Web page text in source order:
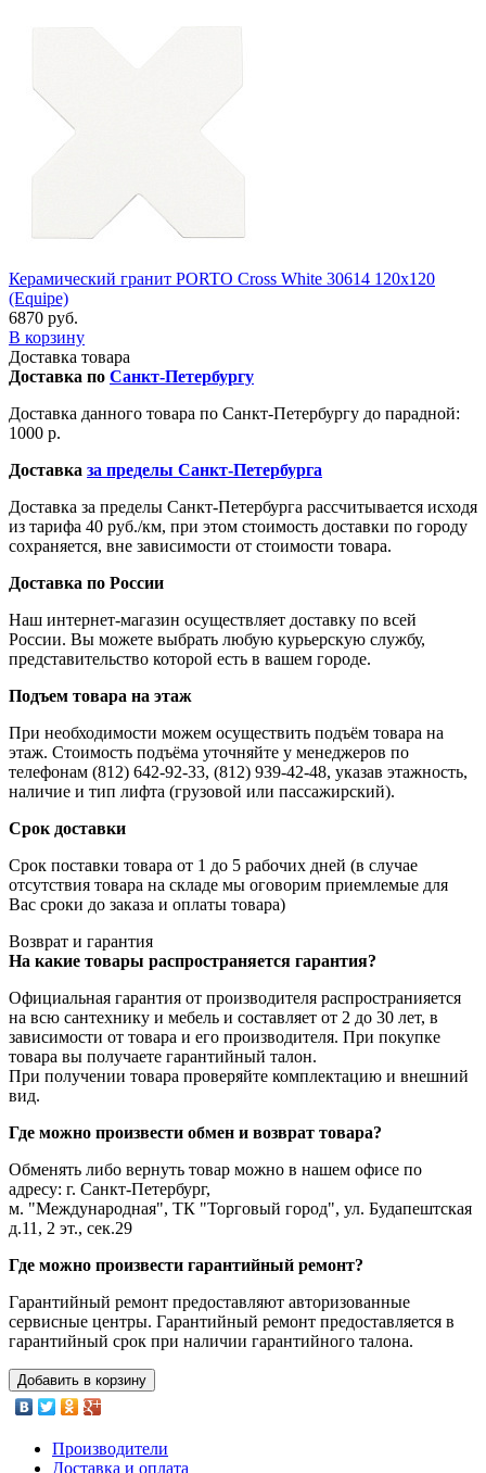
Керамический гранит PORTO Cross White 30614 120x120
(Equipe)
6870 руб.
В корзину
Доставка товара
Доставка по Санкт-Петербургу
Доставка данного товара по Санкт-Петербургу до парадной:
1000 р.
Доставка за пределы Санкт-Петербурга
Доставка за пределы Санкт-Петербурга рассчитывается исходя
из тарифа 40 руб./км, при этом стоимость доставки по городу
сохраняется, вне зависимости от стоимости товара.
Доставка по России
Наш интернет-магазин осуществляет доставку по всей
России. Вы можете выбрать любую курьерскую службу,
представительство которой есть в вашем городе.
Подъем товара на этаж
При необходимости можем осуществить подъём товара на
этаж. Стоимость подъёма уточняйте у менеджеров по
телефонам (812) 642-92-33, (812) 939-42-48, указав этажность,
наличие и тип лифта (грузовой или пассажирский).
Срок доставки
Срок поставки товара от 1 до 5 рабочих дней (в случае
отсутствия товара на складе мы оговорим приемлемые для
Вас сроки до заказа и оплаты товара)
Возврат и гарантия
На какие товары распространяется гарантия?
Официальная гарантия от производителя распространияется
на всю сантехнику и мебель и составляет от 2 до 30 лет, в
зависимости от товара и его производителя. При покупке
товара вы получаете гарантийный талон.
При получении товара проверяйте комплектацию и внешний
вид.
Где можно произвести обмен и возврат товара?
Обменять либо вернуть товар можно в нашем офисе по
адресу: г. Санкт-Петербург,
м. "Международная", ТК "Торговый город", ул. Будапештская
д.11, 2 эт., сек.29
Где можно произвести гарантийный ремонт?
Гарантийный ремонт предоставляют авторизованные
сервисные центры. Гарантийный ремонт предоставляется в
гарантийный срок при наличии гарантийного талона.
Добавить в корзину
Производители
Доставка и оплата